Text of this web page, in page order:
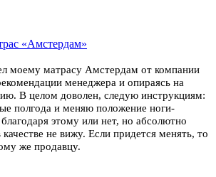
«Амстердам»
моему матрасу Амстердам от компании
менеджера и опираясь на
В целом доволен, следую инструкциям:
полгода и меняю положение ноги-
этому или нет, но абсолютно
не вижу. Если придется менять, то
же продавцу.